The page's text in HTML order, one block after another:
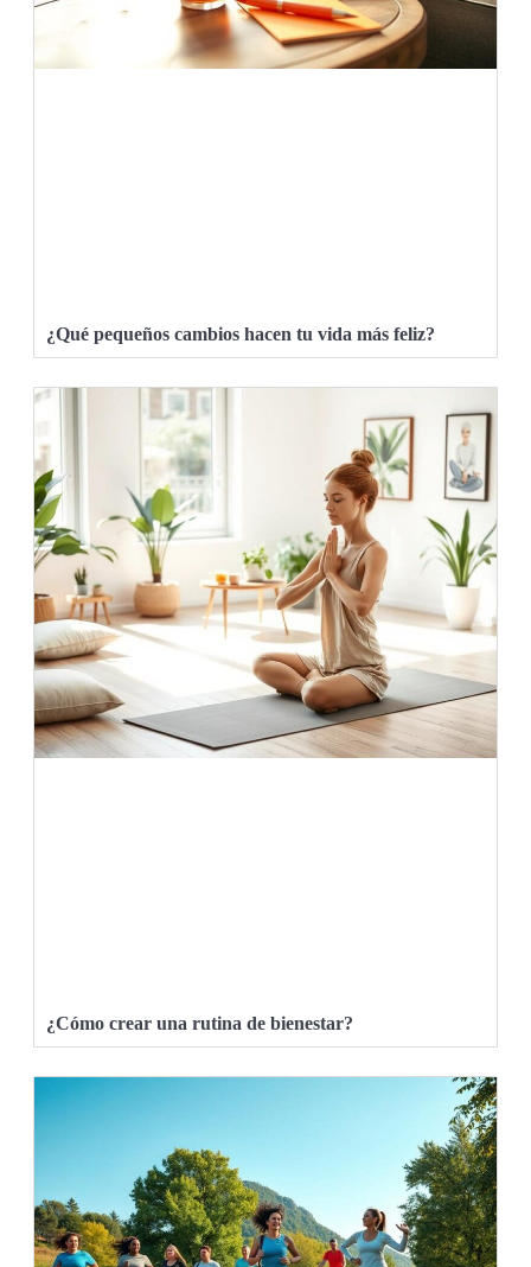
¿Qué pequeños cambios hacen tu vida más feliz?
¿Cómo crear una rutina de bienestar?